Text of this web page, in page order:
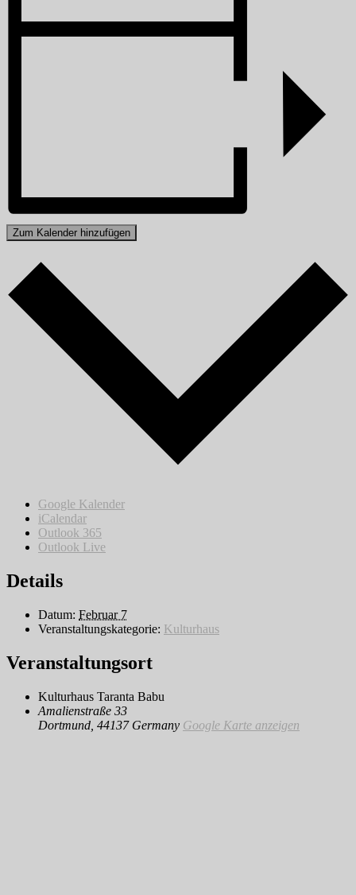
Zum Kalender hinzufügen
Google Kalender
iCalendar
Outlook 365
Outlook Live
Details
Datum: Februar 7
Veranstaltungskategorie: Kulturhaus
Veranstaltungsort
Kulturhaus Taranta Babu
Amalienstraße 33
Dortmund 44137 Germany Google Karte anzeigen